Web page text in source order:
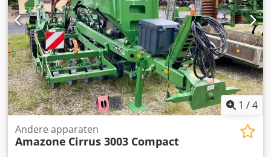
1 /4
Andere apparaten
Amazone Cirrus 3003 Compact